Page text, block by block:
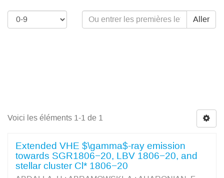
Aller
Voici les éléments 1-1 de 1
Extended VHE $\gamma$-ray emission
towards SGR1806−20, LBV 1806−20, and
stellar cluster Cl* 1806−20